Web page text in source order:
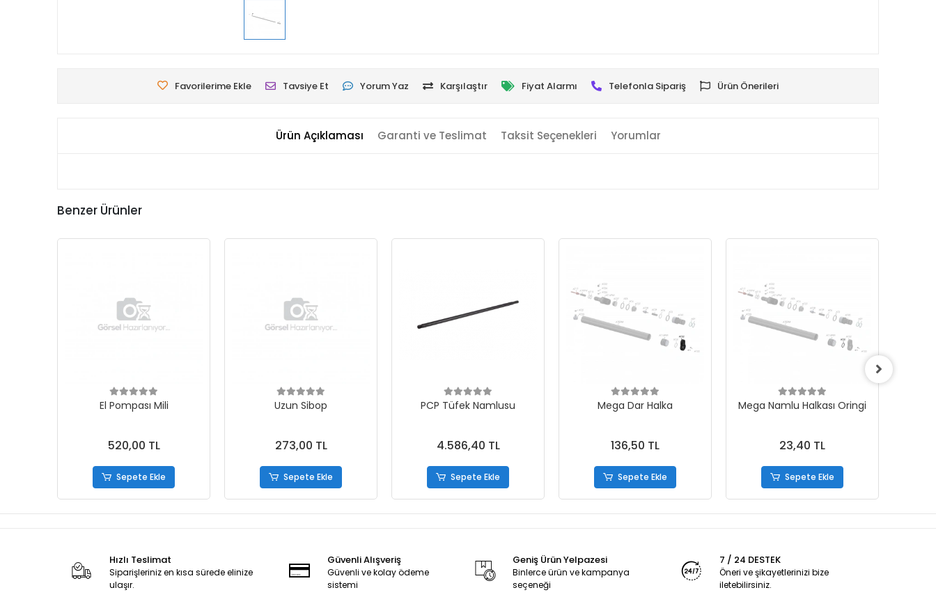
Favorilerime Ekle Tavsiye Et Yorum Yaz Karşılaştır Fiyat Alarmı Telefonla Sipariş Ürün Önerileri
Ürün Açıklaması Garanti ve Teslimat Taksit Seçenekleri Yorumlar
Benzer Ürünler
El Pompası Mili
520,00 TL
Sepete Ekle
Uzun Sibop
273,00 TL
Sepete Ekle
PCP Tüfek Namlusu
4.586,40 TL
Sepete Ekle
Mega Dar Halka
136,50 TL
Sepete Ekle
Mega Namlu Halkası Oringi
23,40 TL
Sepete Ekle
Hızlı Teslimat
Siparişleriniz en kısa sürede elinize
ulaşır.
Güvenli Alışveriş
Güvenli ve kolay ödeme
sistemi
Geniş Ürün Yelpazesi
Binlerce ürün ve kampanya
seçeneği
7 / 24 DESTEK
Öneri ve şikayetlerinizi bize
iletebilirsiniz.